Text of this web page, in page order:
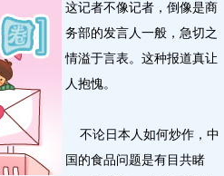
这记者不像记者，倒像是商
务部的发言人一般，急切之
情溢于言表。这种报道真让
人抱愧。
不论日本人如何炒作，中
国的食品问题是有目共睹